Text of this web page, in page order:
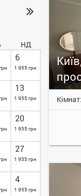
НД
6
1 955 грн
13
1 955 грн
20
1 955 грн
27
1 955 грн
4
1 955 грн